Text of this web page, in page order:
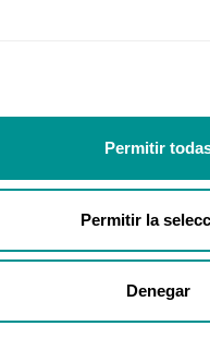
Permitir
Permitir la
Denegar
+480